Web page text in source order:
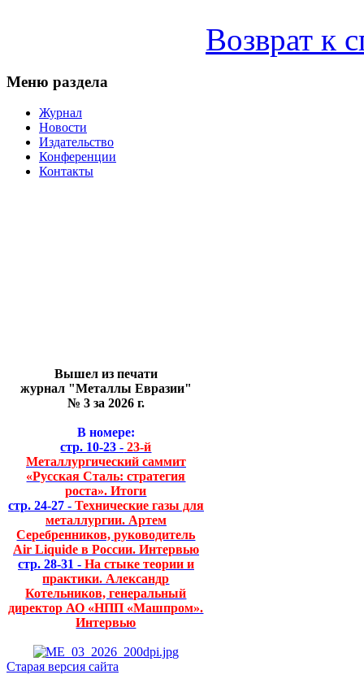
Возврат к
Меню раздела
Журнал
Новости
Издательство
Конференции
Контакты
Вышел из печати
журнал "Металлы Евразии"
№ 3 за 2026 г.
В номере:
стр. 10-23 - 23-й
Металлургический саммит
«Русская Сталь: стратегия
роста». Итоги
стр. 24-27 - Технические газы для
металлургии. Артем
Серебренников, руководитель
Air Liquide в России. Интервью
стр. 28-31 - На стыке теории и
практики. Александр
Котельников, генеральный
директор АО «НПП «Машпром».
Интервью
Старая версия сайта